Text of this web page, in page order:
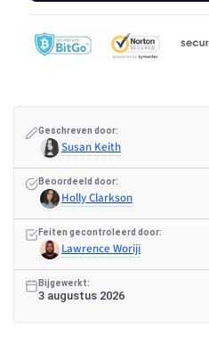
Geschreven door:
Susan Keith
Beoordeeld door:
Holly Clarkson
Feiten gecontroleerd door:
Lawrence Woriji
Bijgewerkt:
3 augustus 2026